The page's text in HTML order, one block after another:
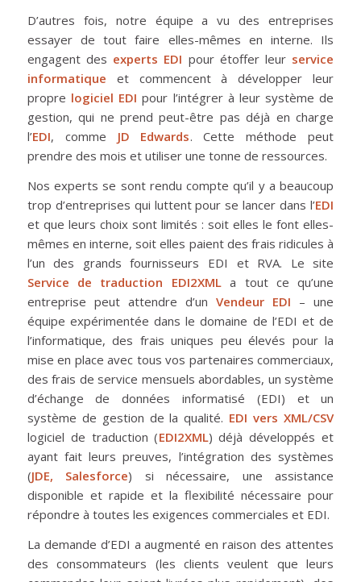
D’autres fois, notre équipe a vu des entreprises
essayer de tout faire elles-mêmes en interne. Ils
engagent des experts EDI pour étoffer leur service
informatique et commencent à développer leur
propre logiciel EDI pour l’intégrer à leur système de
gestion, qui ne prend peut-être pas déjà en charge
l’EDI, comme JD Edwards. Cette méthode peut
prendre des mois et utiliser une tonne de ressources.
Nos experts se sont rendu compte qu’il y a beaucoup
trop d’entreprises qui luttent pour se lancer dans l’EDI
et que leurs choix sont limités : soit elles le font elles-
mêmes en interne, soit elles paient des frais ridicules à
l’un des grands fournisseurs EDI et RVA. Le site
Service de traduction EDI2XMLa tout ce qu’une
entreprise peut attendre d’unVendeur EDI – une
équipe expérimentée dans le domaine de l’EDI et de
l’informatique, des frais uniques peu élevés pour la
mise en place avec tous vos partenaires commerciaux,
des frais de service mensuels abordables, un système
d’échange de données informatisé (EDI) et un
système de gestion de la qualité. EDI vers XML/CSV
logiciel de traduction (EDI2XML) déjà développés et
ayant fait leurs preuves, l’intégration des systèmes
(JDE, Salesforce) si nécessaire, une assistance
disponible et rapide et la flexibilité nécessaire pour
répondre à toutes les exigences commerciales et EDI.
La demande d’EDI a augmenté en raison des attentes
des consommateurs (les clients veulent que leurs